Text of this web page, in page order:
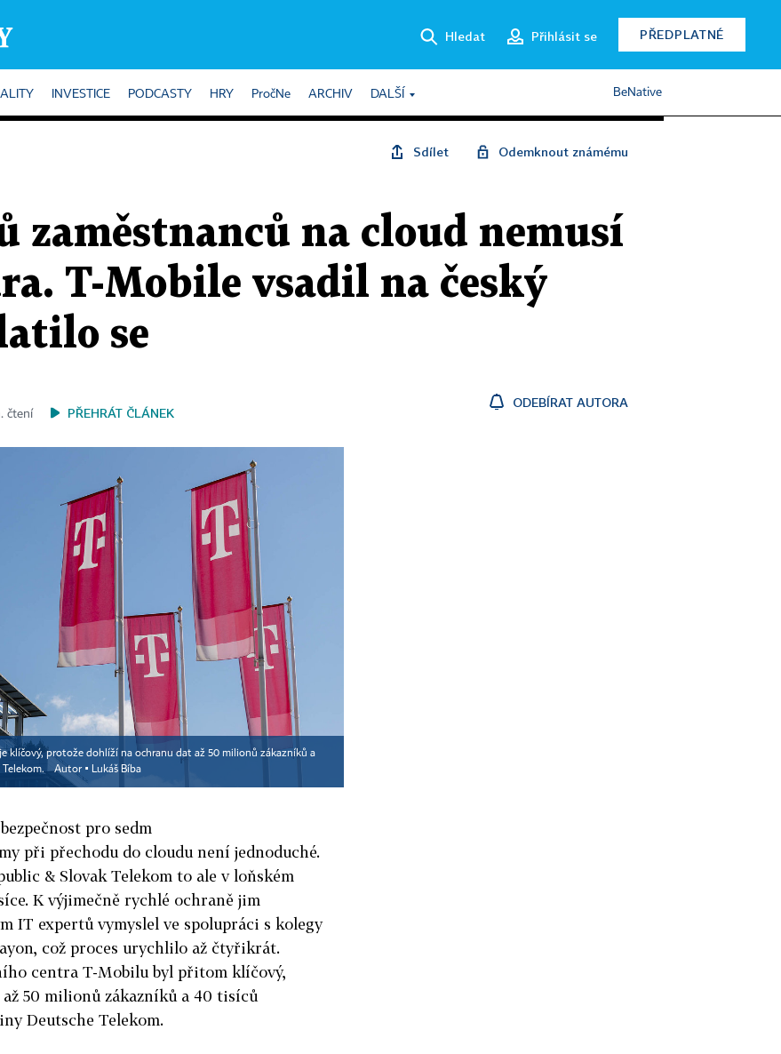
Hledat Přihlásit se PŘEDPLATNÉ
INVESTICE PODCASTY HRY PročNe ARCHIV DALŠÍ BeNative
Sdílet Odemknout známému
zaměstnanců na cloud nemusí
T-Mobile vsadil na český
se
čtení
PŘEHRÁT ČLÁNEK
ODEBÍRAT AUTORA
klíčový, protože dohlíží na ochranu dat až 50 milionů zákazníků a
Autor ▪ Lukáš Bíba
pro sedm
při přechodu do cloudu není jednoduché.
& Slovak Telekom to ale v loňském
K výjimečně rychlé ochraně jim
IT expertů vymyslel ve spolupráci s kolegy
což proces urychlilo až čtyřikrát.
centra T-Mobilu byl přitom klíčový,
50 milionů zákazníků a 40 tisíců
Deutsche Telekom.